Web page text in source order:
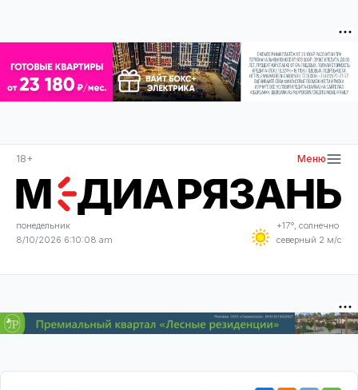
18+ Меню
понедельник
8/10/2026 6:10:08 am
+17°, солнечно
северный 2 м/с